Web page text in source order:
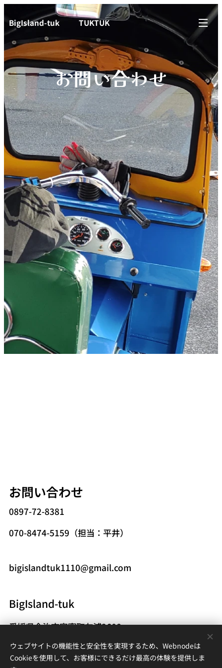
BigIsland-tuk TUKTUK
お問い合わせ
お問い合わせ
0897-72-8381
070-8474-5159（担当：平井）
bigislandtuk1110@gmail.com
BigIsland-tuk
愛媛県今治市宮窪町友浦2608
bigislandtuk1110@gmail.com
ウェブサイトの機能性と安全性を実現するため、Webnodeは
Cookieを使用して、お客様にできるだけ最高の体験を提供しま